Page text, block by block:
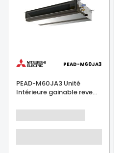
PEAD-M60JA3
PEAD-M60JA3 Unité
Intérieure gainable reve...